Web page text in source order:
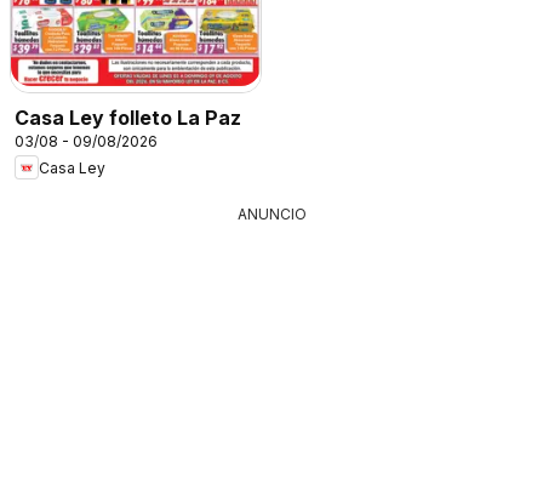
Casa Ley folleto La Paz
03/08 - 09/08/2026
Casa Ley
ANUNCIO